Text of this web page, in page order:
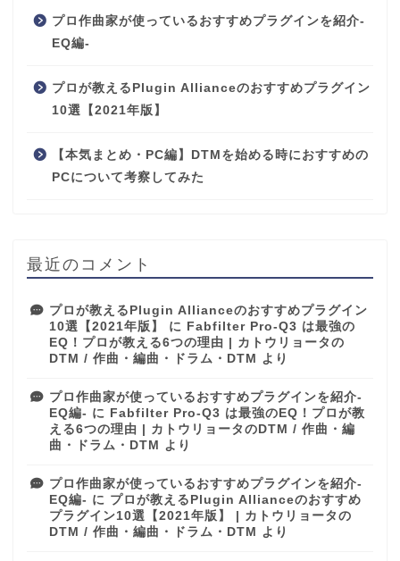
プロ作曲家が使っているおすすめプラグインを紹介-
EQ編-
プロが教えるPlugin Allianceのおすすめプラグイン
10選【2021年版】
【本気まとめ・PC編】DTMを始める時におすすめの
PCについて考察してみた
最近のコメント
プロが教えるPlugin Allianceのおすすめプラグイン
10選【2021年版】
に Fabfilter Pro-Q3 は最強の
EQ！プロが教える6つの理由 | カトウリョータの
DTM / 作曲・編曲・ドラム・DTM
より
プロ作曲家が使っているおすすめプラグインを紹介-
EQ編- に Fabfilter Pro-Q3 は最強のEQ！プロが教
える6つの理由 | カトウリョータのDTM / 作曲・編
曲・ドラム・DTM
より
プロ作曲家が使っているおすすめプラグインを紹介-
EQ編- に プロが教えるPlugin Allianceのおすすめ
プラグイン10選【2021年版】 | カトウリョータの
DTM / 作曲・編曲・ドラム・DTM
より